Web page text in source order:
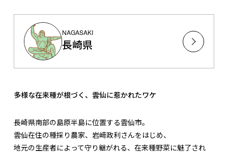
NAGASAKI
長崎県
多様な在来種が根づく、雲仙に惹かれたワケ
長崎県南部の島原半島に位置する雲仙市。
雲仙在住の種採り農家、岩﨑政利さんをはじめ、
地元の生産者によって守り継がれる、在来種野菜に魅了され